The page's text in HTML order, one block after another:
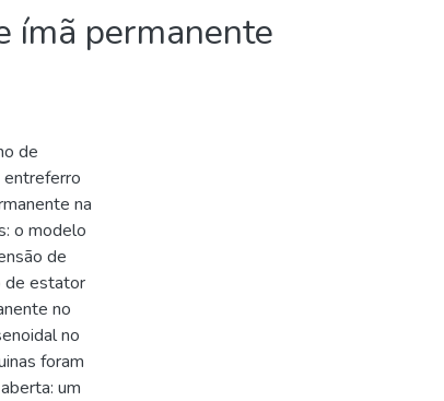
ímã permanente
de
entreferro
na
o modelo
de
de estator
no
no
foram
um